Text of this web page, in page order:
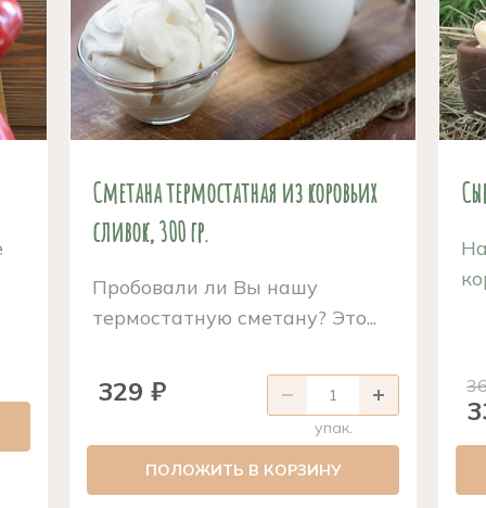
Сметана термостатная из коровьих
сливок, 300 гр.
Пробовали ли Вы нашу
термостатную сметану? Это...
329 ₽
упак.
ПОЛОЖИТЬ В КОРЗИНУ